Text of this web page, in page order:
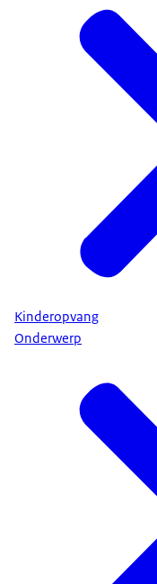
Kinderopvang
Onderwerp